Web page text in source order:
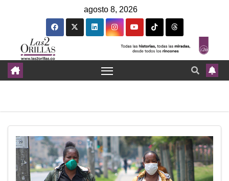
agosto 8, 2026